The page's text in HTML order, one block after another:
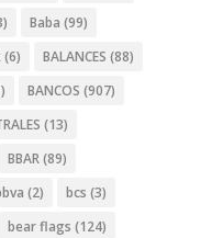
Baba (99)
(6) BALANCES (88)
BANCOS (907)
(13)
BBAR(89)
(2) bcs (3)
bear flags (124)